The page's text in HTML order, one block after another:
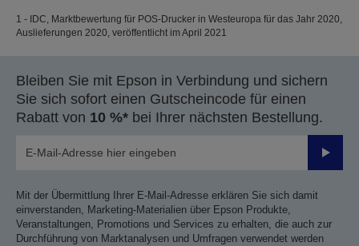
1 - IDC, Marktbewertung für POS-Drucker in Westeuropa für das Jahr 2020,
Auslieferungen 2020, veröffentlicht im April 2021
Bleiben Sie mit Epson in Verbindung und sichern
Sie sich sofort einen Gutscheincode für einen
Rabatt von 10 %* bei Ihrer nächsten Bestellung.
Mit der Übermittlung Ihrer E-Mail-Adresse erklären Sie sich damit
einverstanden, Marketing-Materialien über Epson Produkte,
Veranstaltungen, Promotions und Services zu erhalten, die auch zur
Durchführung von Marktanalysen und Umfragen verwendet werden